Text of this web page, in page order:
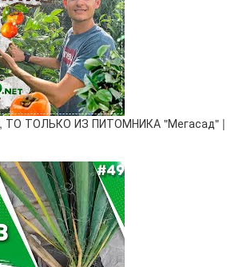
ТОЛЬКО ИЗ ПИТОМНИКА "Мегасад" |